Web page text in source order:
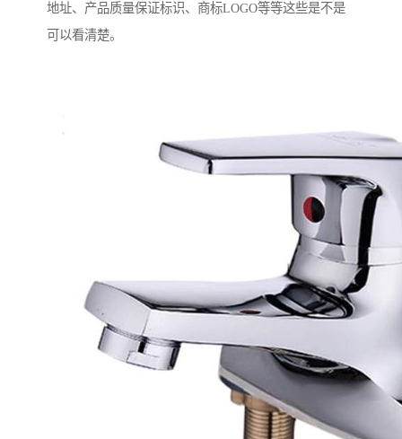
地址、产品质量保证标识、商标LOGO等等这些是不是
可以看清楚。